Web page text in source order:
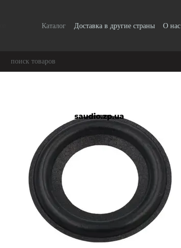
Каталог Доставка в другие страны О нас